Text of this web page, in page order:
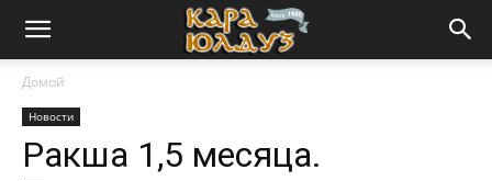
Домой
Новости
Ракша 1,5 месяца.